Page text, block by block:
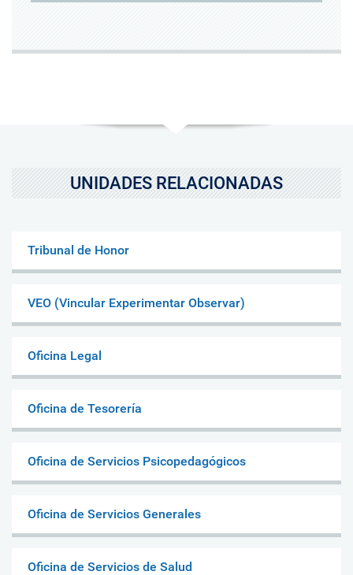
UNIDADES RELACIONADAS
Tribunal de Honor
VEO (Vincular Experimentar Observar)
Oficina Legal
Oficina de Tesorería
Oficina de Servicios Psicopedagógicos
Oficina de Servicios Generales
Oficina de Servicios de Salud